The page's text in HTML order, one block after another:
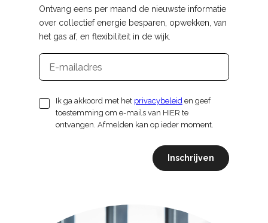
Ontvang eens per maand de nieuwste informatie
over collectief energie besparen, opwekken, van
het gas af, en flexibiliteit in de wijk.
E-
mailadres
Ik ga akkoord met het privacybeleiden geef
toestemming om e-mails van HIER te
ontvangen. Afmelden kan op ieder moment.
Inschrijven